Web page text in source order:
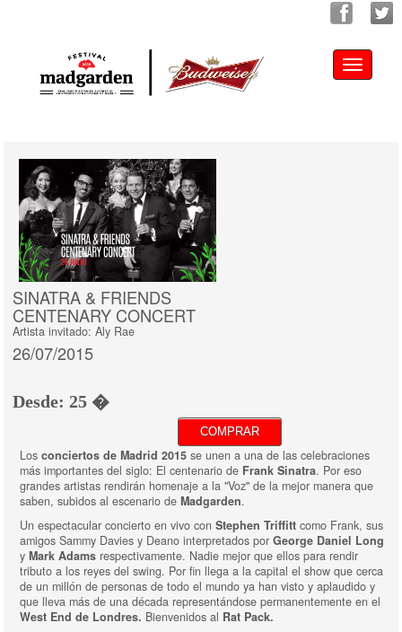
Toggle
SINATRA & FRIENDS
CENTENARY CONCERT
Artista invitado: Aly Rae
26/07/2015
Desde: 25 �
COMPRAR
Losconciertos de Madrid 2015 se unen a una de las celebraciones
más importantes del siglo: El centenario de Frank Sinatra. Por eso
grandes artistas rendirán homenaje a la "Voz" de la mejor manera que
saben, subidos al escenario deMadgarden.
Un espectacular concierto en vivo conStephen Triffitt como Frank, sus
amigos Sammy Davies y Deano interpretados porGeorge Daniel Long
yMark Adams respectivamente. Nadie mejor que ellos para rendir
tributo a los reyes del swing. Por fin llega a la capital el show que cerca
de un millón de personas de todo el mundo ya han visto y aplaudido y
que lleva más de una década representándose permanentemente en el
West End de Londres. Bienvenidos al Rat Pack.